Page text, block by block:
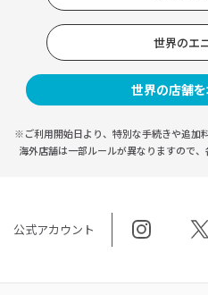
世界のエ
世界の店舗
※ご利用開始日より、特別な手続きや追加
海外店舗は一部ルールが異なりますので、
公式アカウント